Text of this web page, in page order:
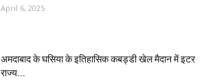
April 6, 2025
अमदाबाद के घसिया के इतिहासिक कबड्डी खेल मैदान में इटर
राज्य...